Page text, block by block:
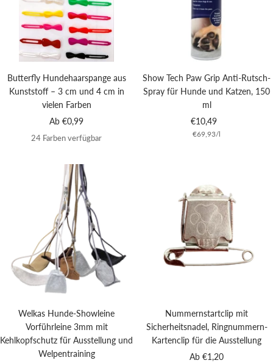
Butterfly Hundehaarspange aus
Kunststoff – 3 cm und 4 cm in
vielen Farben
Angebotspreis
Ab €0,99
24 Farben verfügbar
Show Tech Paw Grip Anti-Rutsch-
Spray für Hunde und Katzen, 150
ml
Angebotspreis
€10,49
€69,93/l
Welkas Hunde-Showleine
Vorführleine 3mm mit
Kehlkopfschutz für Ausstellung und
Welpentraining
Nummernstartclip mit
Sicherheitsnadel, Ringnummern-
Kartenclip für die Ausstellung
Angebotspreis
Ab €1,20